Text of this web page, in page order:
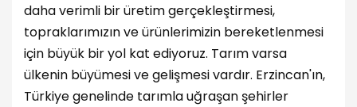
daha verimli bir üretim gerçekleştirmesi,
topraklarımızın ve ürünlerimizin bereketlenmesi
için büyük bir yol kat ediyoruz. Tarım varsa
ülkenin büyümesi ve gelişmesi vardır. Erzincan'ın,
Türkiye genelinde tarımla uğraşan şehirler